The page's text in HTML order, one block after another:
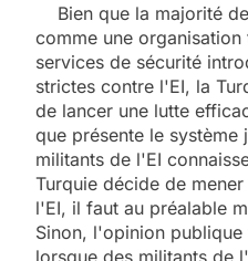
Bien que la majorité
comme une
services de sécurité
strictes contre l'EI, la
de lancer une lutte
que présente le
militants de l'EI
Turquie décide de
l'EI, il faut au préalable
Sinon, l'opinion
lorsque des militants de